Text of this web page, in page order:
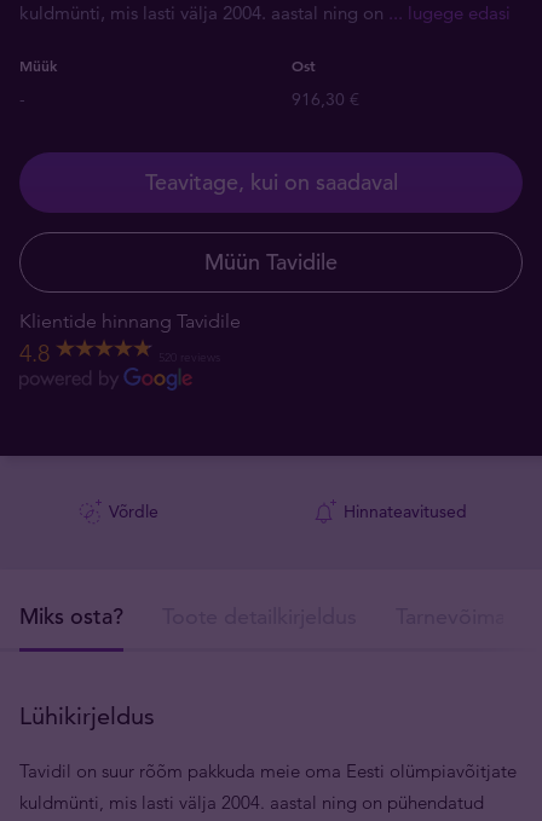
kuldmünti, mis lasti välja 2004. aastal ning on ... lugege edasi
Müük Ost
- 916,30 €
Teavitage, kui on saadaval
Müün Tavidile
Klientide hinnang Tavidile
4.8
Võrdle Hinnateavitused
Miks osta?
Lühikirjeldus
Tavidil on suur rõõm pakkuda meie oma Eesti olümpiavõitjate
kuldmünti, mis lasti välja 2004. aastal ning on pühendatud